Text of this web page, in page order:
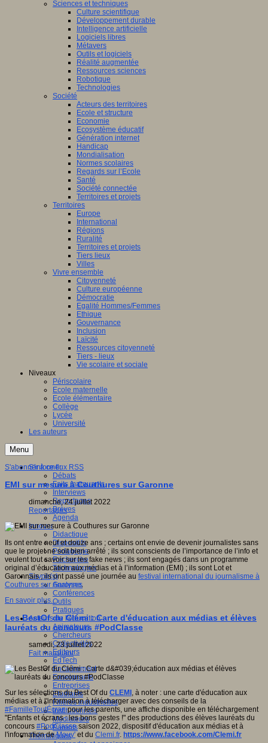
Sciences et techniques
Culture scientifique
Développement durable
Intelligence artificielle
Logiciels libres
Métavers
Outils et logiciels
Réalité augmentée
Ressources sciences
Robotique
Technologies
Société
Acteurs des territoires
Ecole et structure
Economie
Ecosystème éducatif
Génération internet
Handicap
Mondialisation
Normes scolaires
Regards sur l’Ecole
Santé
Société connectée
Territoires et projets
Territoires
Europe
International
Régions
Ruralité
Territoires et projets
Tiers lieux
Villes
Vivre ensemble
Citoyenneté
Culture européenne
Démocratie
Egalité Hommes/Femmes
Ethique
Gouvernance
Inclusion
Laïcité
Ressources citoyenneté
Tiers - lieux
Vie scolaire et sociale
Niveaux
Périscolaire
Ecole maternelle
Ecole élémentaire
Collège
Lycée
Université
Les auteurs
Menu
S'informer
Débats
Faits marquants
Interviews
Reportages
Brèves
Agenda
Innover
Didactique
Dispositifs
Pédagogie
Recherche
Technologies
Savoir(s)
Analyses
Conférences
Outils
Pratiques
Acteurs de l'éducation
Animateurs
Chercheurs
Collectivités
Editeurs
EdTech
Encadrement
Enseignants
Entreprises
Etudiants
Filières industrielles
Institutionnels
Médiateurs
Parents
Thématiques
S'abonner à ce flux RSS
EMI sur mesure à Couthures sur Garonne
dimanche, 24 juillet 2022
Reportages
Ils ont entre neuf et douze ans ; certains ont envie de devenir journalistes sans
que le projet ne soit bien arrêté ; ils sont conscients de l’importance de l’info et
veulent tout savoir sur les fake news ; ils sont engagés dans un programme
original d’éducation aux médias et à l’information (EMI) ; ils sont Lot et
Garonnais ; ils ont passé une journée au festival international du journalisme à
Couthures sur Garonne.
En savoir plus...
Les BestOf du Clémi : Carte d'éducation aux médias et élèves
lauréats du concours #PodClasse
samedi, 23 juillet 2022
Fait marquant
Sur les sélections du Best Of du CLEMI , à noter : une carte d'éducation aux
médias et à l'information à télécharger avec des conseils de la
#FamilleToutÉcranpour les parents, une affiche disponible en téléchargement
"Enfants et écrans : les bons gestes !" des productions des élèves lauréats du
concours #PodClassesaison 2022, dispositif d'éducation aux médias et à
l'information deMouv' et du Clemi.fr. https://www.facebook.com/Clemi.fr